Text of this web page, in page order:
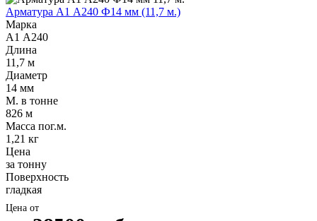
Арматура А1 А240 Ф14 мм (11,7 м.)
Марка
А1 А240
Длина
11,7 м
Диаметр
14 мм
М. в тонне
826 м
Масса пог.м.
1,21 кг
Цена
за тонну
Поверхность
гладкая
Цена от